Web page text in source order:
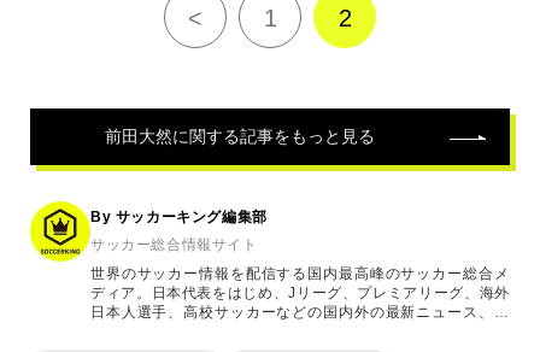
< 1 2
前田大然に関する記事をもっと見る
By サッカーキング編集部
サッカー総合情報サイト
世界のサッカー情報を配信する国内最高峰のサッカー総合メ
ディア。日本代表をはじめ、Jリーグ、プレミアリーグ、海外
日本人選手、高校サッカーなどの国内外の最新ニュース、コ